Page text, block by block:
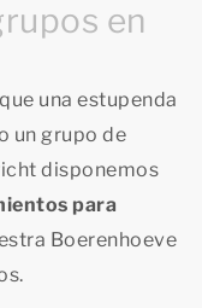
en
una estupenda
un grupo de
disponemos
para
Boerenhoeve